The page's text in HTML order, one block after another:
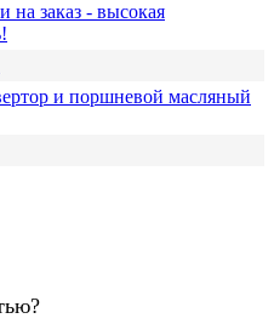
на заказ - высокая
и поршневой масляный